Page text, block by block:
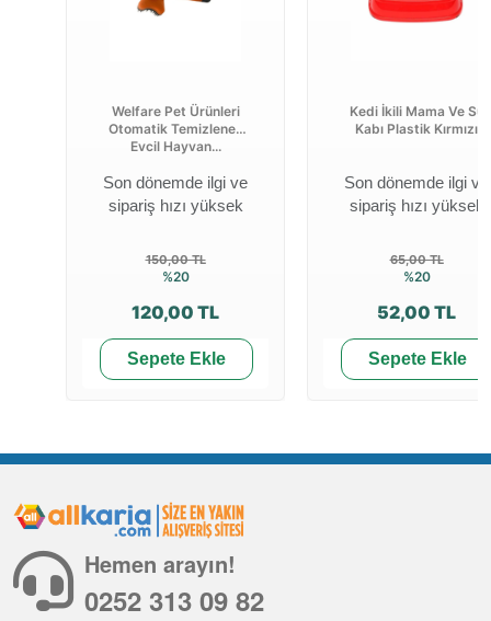
Welfare Pet Ürünleri
Otomatik Temizlenen
Evcil Hayvan...
Son dönemde ilgi ve
sipariş hızı yüksek
150,00 TL
%20
120,00 TL
Sepete Ekle
Kedi İkili Mama Ve Su
Kabı Plastik Kırmızı
Son dönemde ilgi ve
sipariş hızı yüksek
65,00 TL
%20
52,00 TL
Sepete Ekle
Hemen arayın!
0252 313 09 82